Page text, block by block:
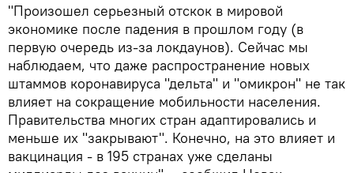
"Произошел серьезный отскок в мировой
экономике после падения в прошлом году (в
первую очередь из-за локдаунов). Сейчас мы
наблюдаем, что даже распространение новых
штаммов коронавируса "дельта" и "омикрон" не так
влияет на сокращение мобильности населения.
Правительства многих стран адаптировались и
меньше их "закрывают". Конечно, на это влияет и
вакцинация - в 195 странах уже сделаны